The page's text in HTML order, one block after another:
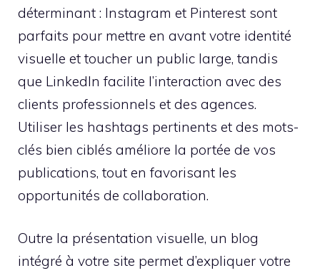
déterminant : Instagram et Pinterest sont
parfaits pour mettre en avant votre identité
visuelle et toucher un public large, tandis
que LinkedIn facilite l’interaction avec des
clients professionnels et des agences.
Utiliser les hashtags pertinents et des mots-
clés bien ciblés améliore la portée de vos
publications, tout en favorisant les
opportunités de collaboration.
Outre la présentation visuelle, un blog
intégré à votre site permet d’expliquer votre